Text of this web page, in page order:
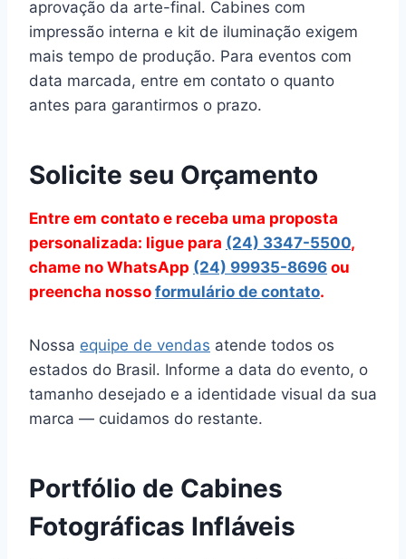
aprovação da arte-final. Cabines com
impressão interna e kit de iluminação exigem
mais tempo de produção. Para eventos com
data marcada, entre em contato o quanto
antes para garantirmos o prazo.
Solicite seu Orçamento
Entre em contato e receba uma proposta
personalizada: ligue para (24) 3347-5500,
chame no WhatsApp (24) 99935-8696 ou
preencha nosso formulário de contato.
Nossa equipe de vendas atende todos os
estados do Brasil. Informe a data do evento, o
tamanho desejado e a identidade visual da sua
marca — cuidamos do restante.
Portfólio de Cabines
Fotográficas Infláveis